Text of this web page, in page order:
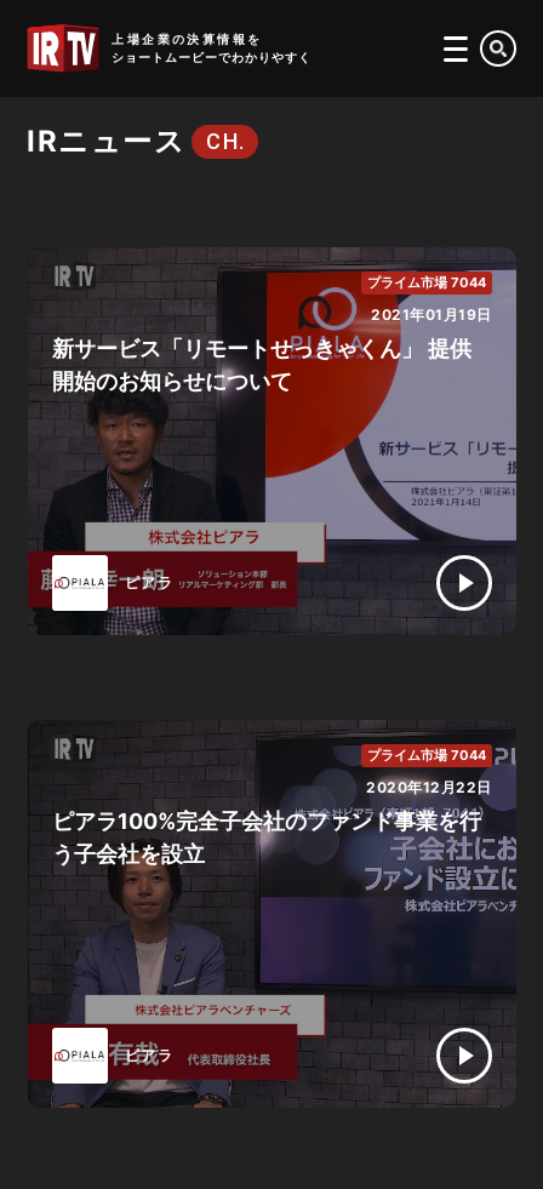
上場企業の決算情報を
ショートムービーでわかりやすく
IRニュース CH.
プライム市場 7044
2021年01月19日
ピアラ
新サービス「リモートせっきゃくん」 提供
開始のお知らせについて
プライム市場 7044
2020年12月22日
ピアラ
ピアラ100%完全子会社のファンド事業を行
う子会社を設立